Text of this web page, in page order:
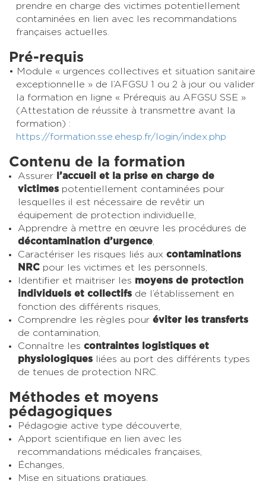
prendre en charge des victimes potentiellement
contaminées en lien avec les recommandations
françaises actuelles.
Pré-requis
Module « urgences collectives et situation sanitaire
exceptionnelle » de l’AFGSU 1 ou 2 à jour ou valider
la formation en ligne « Prérequis au AFGSU SSE »
(Attestation de réussite à transmettre avant la
formation) :
https://formation.sse.ehesp.fr/login/index.php
Contenu de la formation
Assurer
l’accueil et la prise en charge de
victimes potentiellement contaminées pour
lesquelles il est nécessaire de revêtir un
équipement de protection individuelle,
Apprendre à mettre en œuvre les procédures de
décontamination d’urgence
Caractériser les risques liés aux contaminations
NRC pour les victimes et les personnels,
Identifier et maitriser les moyens de protection
individuels et collectifs de l’établissement en
fonction des différents risques,
Comprendre les règles pour éviter les transferts
de contamination,
Connaître les contraintes logistiques et
physiologiques liées au port des différents types
de tenues de protection NRC.
Méthodes et moyens
pédagogiques
Pédagogie active type découverte,
Apport scientifique en lien avec les
recommandations médicales françaises,
Échanges,
Mise en situations pratiques,